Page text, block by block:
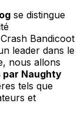
se distingue
Bandicoot
leader dans le
nous allons
par Naughty
tels que
et